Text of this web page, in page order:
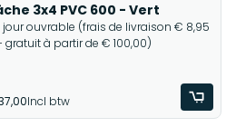
3x4 PVC 600 - Vert
jour ouvrable (frais de livraison € 8,95
gratuit à partir de € 100,00)
Incl btw